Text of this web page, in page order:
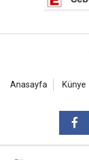
Anasayfa Künye